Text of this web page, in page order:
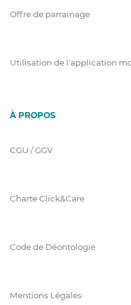
Offre de parrainage
Utilisation de l'application
À PROPOS
CGU / GGV
Charte Click&Care
Code de Déontologie
Mentions Légales